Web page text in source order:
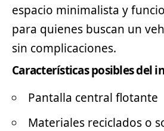
espacio minimalista y
para quienes buscan un
sin complicaciones.
Características posibles del
Pantalla central flotante
Materiales reciclados o